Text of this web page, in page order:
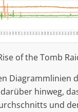
of the Tomb
Diagrammlinien
hinweg,
und